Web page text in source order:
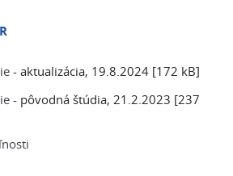
- aktualizácia, 19.8.2024 [172 kB]
- pôvodná štúdia, 21.2.2023 [237